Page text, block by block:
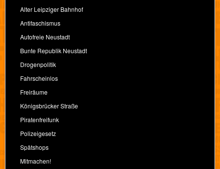
Alter Leipziger Bahnhof
Antifaschismus
Autofreie Neustadt
Bunte Republik Neustadt
Drogenpolitik
Fahrscheinlos
Freiräume
Königsbrücker Straße
Piratenfreifunk
Polizeigesetz
Spätshops
Mitmachen!